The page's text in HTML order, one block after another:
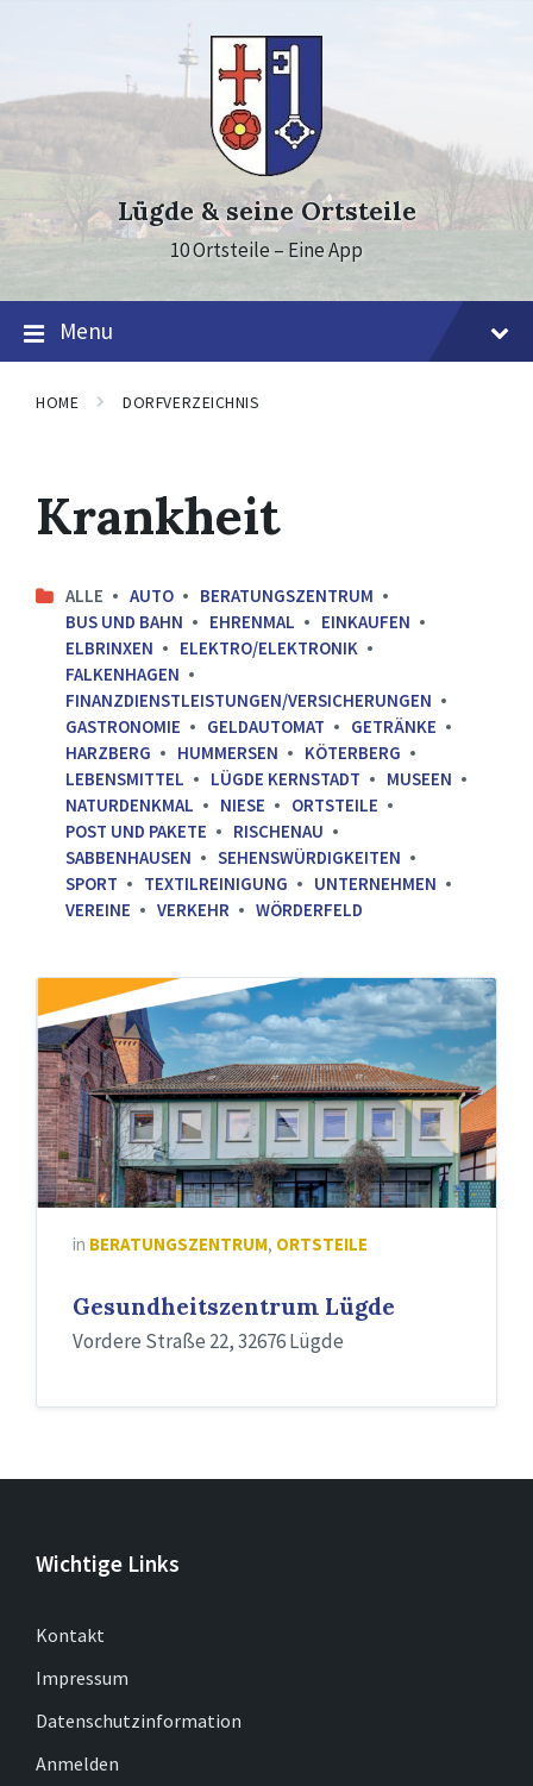
Lügde & seine Ortsteile
10 Ortsteile – Eine App
Menu
HOME DORFVERZEICHNIS
Krankheit
ALLE AUTO
BERATUNGSZENTRUM
BUS UND BAHN
EHRENMAL
EINKAUFEN
ELBRINXEN
ELEKTRO/ELEKTRONIK
FALKENHAGEN
FINANZDIENSTLEISTUNGEN/VERSICHERUNGEN
GASTRONOMIE
GELDAUTOMAT
GETRÄNKE
HARZBERG
HUMMERSEN
KÖTERBERG
LEBENSMITTEL
LÜGDE KERNSTADT
MUSEEN
NATURDENKMAL
NIESE
ORTSTEILE
POST UND PAKETE
RISCHENAU
SABBENHAUSEN
SEHENSWÜRDIGKEITEN
SPORT
TEXTILREINIGUNG
UNTERNEHMEN
VEREINE
VERKEHR WÖRDERFELD
in BERATUNGSZENTRUM, ORTSTEILE
Gesundheitszentrum Lügde
Vordere Straße 22, 32676 Lügde
Wichtige Links
Kontakt
Impressum
Datenschutzinformation
Anmelden